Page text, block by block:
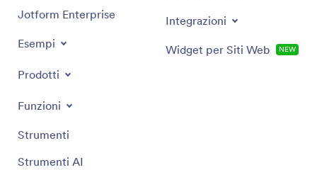
Condividi e raccogli le risposte
Gestisci appuntamenti e feedback
Jotform Enterprise
Esempi
Prodotti
Funzioni
Strumenti
Strumenti AI
Integrazioni
Widget per Siti Web NEW